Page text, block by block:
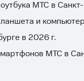
МТС в
и
в 2026 г.
МТС в